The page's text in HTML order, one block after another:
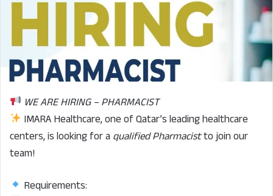
WE ARE HIRING – PHARMACIST
IMARA Healthcare, one of Qatar’s leading healthcare
centers, is looking for a qualified Pharmacistto join our
team!
Requirements: